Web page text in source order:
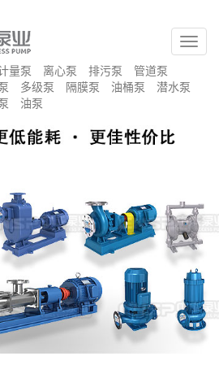
量泵 离心泵 排污泵
管道泵
多级泵 隔膜泵 油桶泵
潜水泵
油泵